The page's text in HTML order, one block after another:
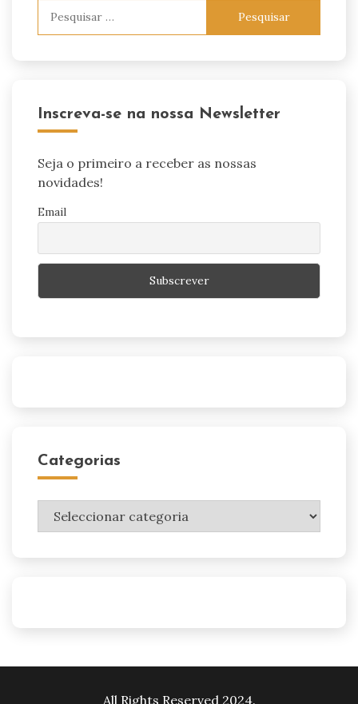
Inscreva-se na nossa Newsletter
Seja o primeiro a receber as nossas
novidades!
Email
Categorias
Categorias
All Rights Reserved 2024.